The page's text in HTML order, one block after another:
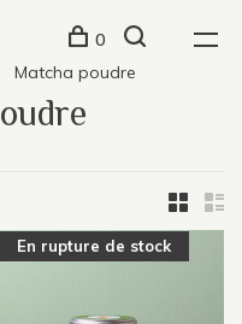
0
Matcha poudre
En rupture de stock